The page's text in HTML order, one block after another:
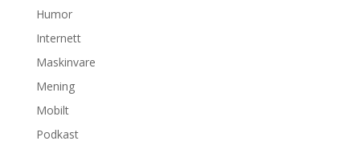
Humor
Internett
Maskinvare
Mening
Mobilt
Podkast